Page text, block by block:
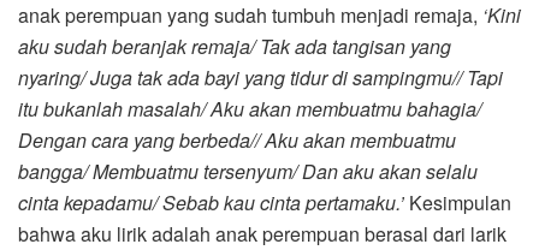
anak perempuan yang sudah tumbuh menjadi remaja, ‘Kini
aku sudah beranjak remaja/ Tak ada tangisan yang
nyaring/ Juga tak ada bayi yang tidur di sampingmu// Tapi
itu bukanlah masalah/ Aku akan membuatmu bahagia/
Dengan cara yang berbeda// Aku akan membuatmu
bangga/ Membuatmu tersenyum/ Dan aku akan selalu
cinta kepadamu/ Sebab kau cinta pertamaku.’ Kesimpulan
bahwa aku lirik adalah anak perempuan berasal dari larik